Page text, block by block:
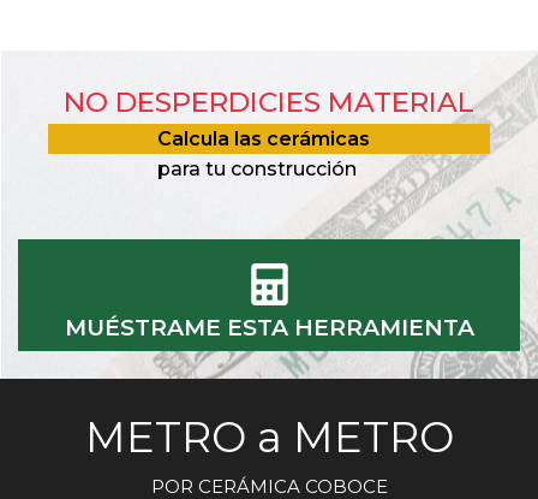
NO DESPERDICIES MATERIAL
Calcula las cerámicas
para tu construcción
MUÉSTRAME ESTA HERRAMIENTA
METRO a METRO
POR CERÁMICA COBOCE